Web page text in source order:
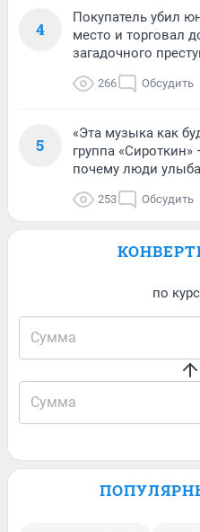
4
Покупатель убил
место и торговал
загадочного
266 Обсудить
5
«Эта музыка как
группа
почему люди
253 Обсудить
по